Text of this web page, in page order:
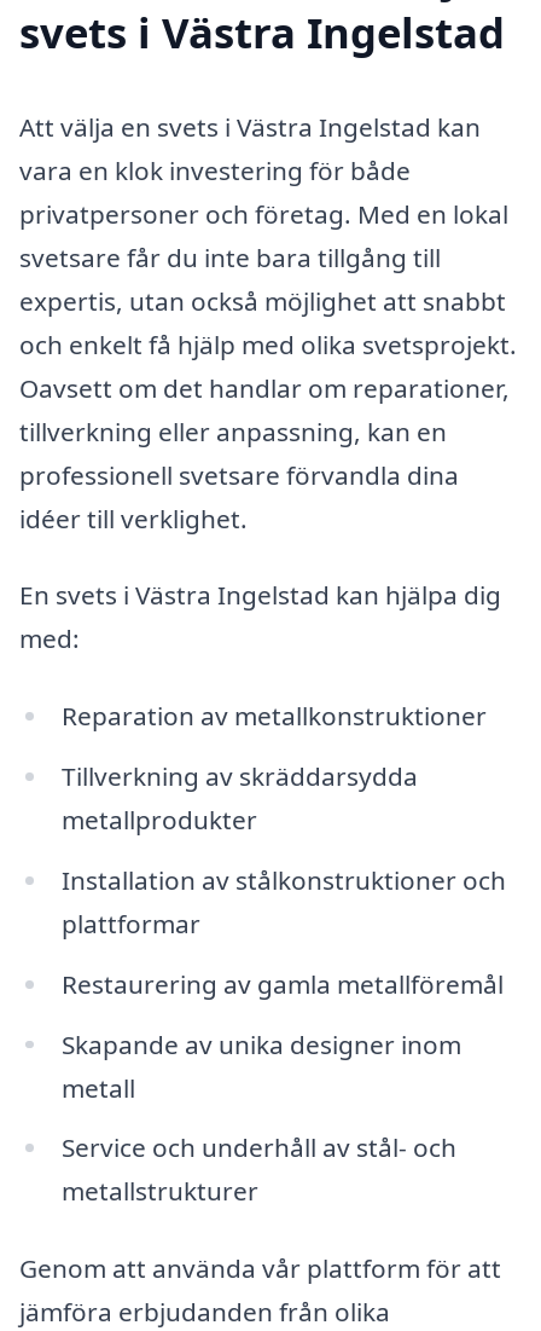
svets i Västra Ingelstad
Att välja en svets i Västra Ingelstad kan
vara en klok investering för både
privatpersoner och företag. Med en lokal
svetsare får du inte bara tillgång till
expertis, utan också möjlighet att snabbt
och enkelt få hjälp med olika svetsprojekt.
Oavsett om det handlar om reparationer,
tillverkning eller anpassning, kan en
professionell svetsare förvandla dina
idéer till verklighet.
En svets i Västra Ingelstad kan hjälpa dig
med:
Reparation av metallkonstruktioner
Tillverkning av skräddarsydda
metallprodukter
Installation av stålkonstruktioner och
plattformar
Restaurering av gamla metallföremål
Skapande av unika designer inom
metall
Service och underhåll av stål- och
metallstrukturer
Genom att använda vår plattform för att
jämföra erbjudanden från olika